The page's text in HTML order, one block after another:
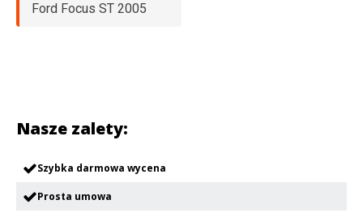
Ford Focus ST 2005
Nasze zalety:
Szybka darmowa wycena
Prosta umowa